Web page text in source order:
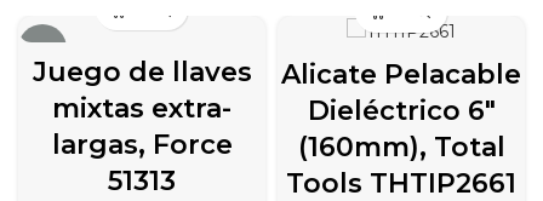
Juego de llaves
mixtas extra-
largas, Force
51313
Alicate Pelacable
Dieléctrico 6″
(160mm), Total
Tools THTIP2661